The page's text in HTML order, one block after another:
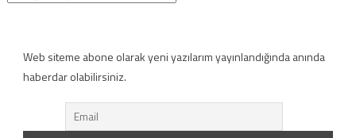
Web siteme abone olarak yeni yazılarım yayınlandığında anında
haberdar olabilirsiniz.